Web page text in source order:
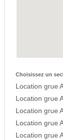
Choisissez un
Location grue
Location grue
Location grue
Location grue
Location grue